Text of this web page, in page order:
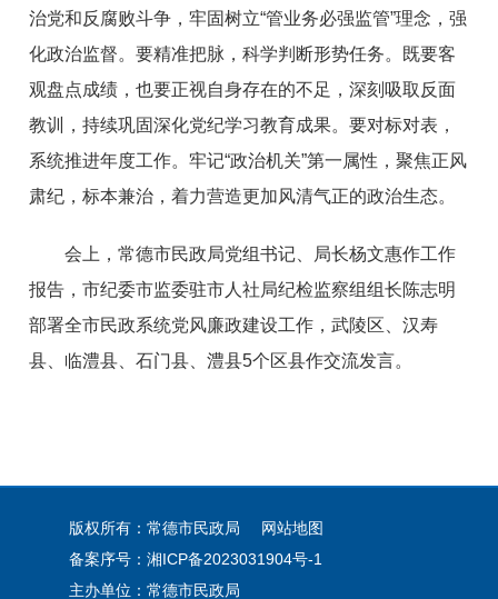
治党和反腐败斗争，牢固树立“管业务必强监管”理念，强
化政治监督。要精准把脉，科学判断形势任务。既要客
观盘点成绩，也要正视自身存在的不足，深刻吸取反面
教训，持续巩固深化党纪学习教育成果。要对标对表，
系统推进年度工作。牢记“政治机关”第一属性，聚焦正风
肃纪，标本兼治，着力营造更加风清气正的政治生态。
会上，常德市民政局党组书记、局长杨文惠作工作
报告，市纪委市监委驻市人社局纪检监察组组长陈志明
部署全市民政系统党风廉政建设工作，武陵区、汉寿
县、临澧县、石门县、澧县5个区县作交流发言。
版权所有：常德市民政局
网站地图
备案序号： 湘ICP备2023031904号-1
主办单位：常德市民政局